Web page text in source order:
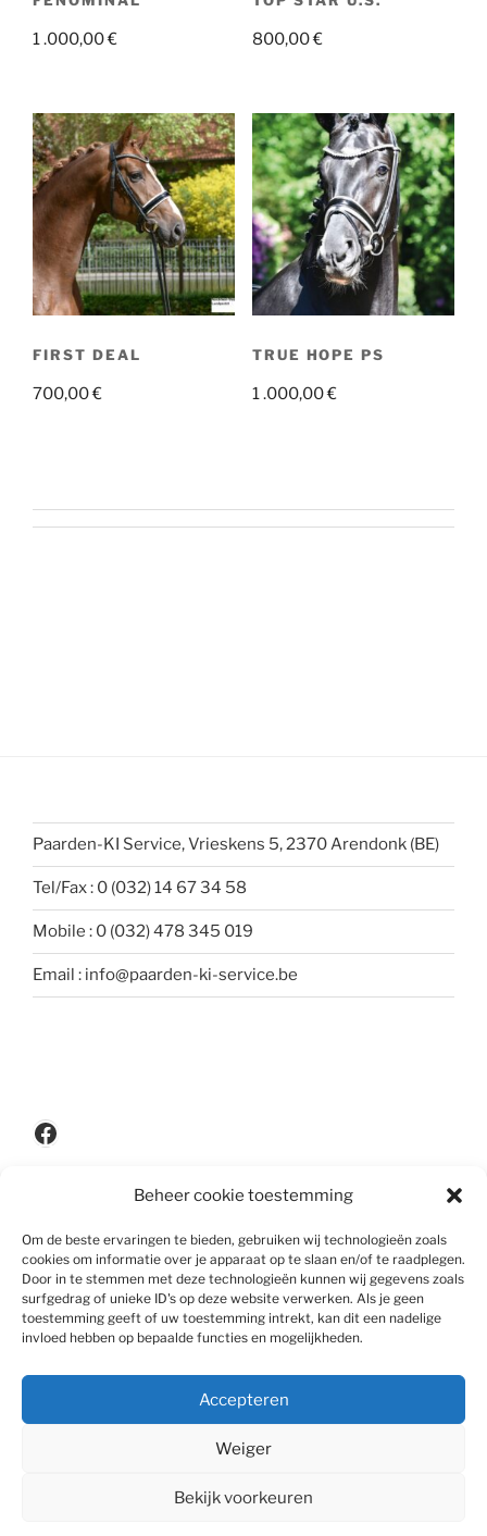
Beheer cookie toestemming
Om de beste ervaringen te bieden, gebruiken wij technologieën zoals
cookies om informatie over je apparaat op te slaan en/of te raadplegen.
Door in te stemmen met deze technologieën kunnen wij gegevens zoals
surfgedrag of unieke ID's op deze website verwerken. Als je geen
toestemming geeft of uw toestemming intrekt, kan dit een nadelige
invloed hebben op bepaalde functies en mogelijkheden.
Accepteren
Weiger
Bekijk voorkeuren
1 .000,00€ 800,00€
FIRST DEAL
700,00€
TRUE HOPE PS
1 .000,00€
Paarden-KI Service, Vrieskens 5, 2370 Arendonk (BE)
Tel/Fax : 0 (032) 14 67 34 58
Mobile : 0 (032) 478 345 019
Email : info@paarden-ki-service.be
Facebook
Disclaimer
Algemene voorwaarden